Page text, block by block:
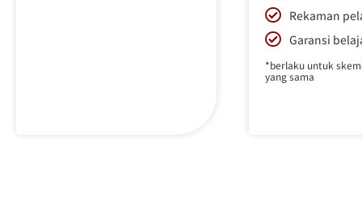
Rekaman
Garansi
*berlaku untuk
yang sama